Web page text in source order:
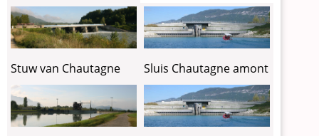
Stuw van Chautagne Sluis Chautagne amont